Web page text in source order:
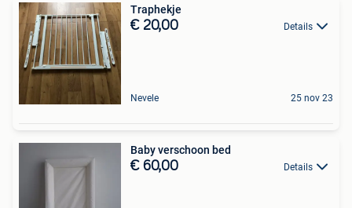
Traphekje
€ 20,00 Details
Nevele 25 nov 23
Baby verschoon bed
€ 60,00 Details